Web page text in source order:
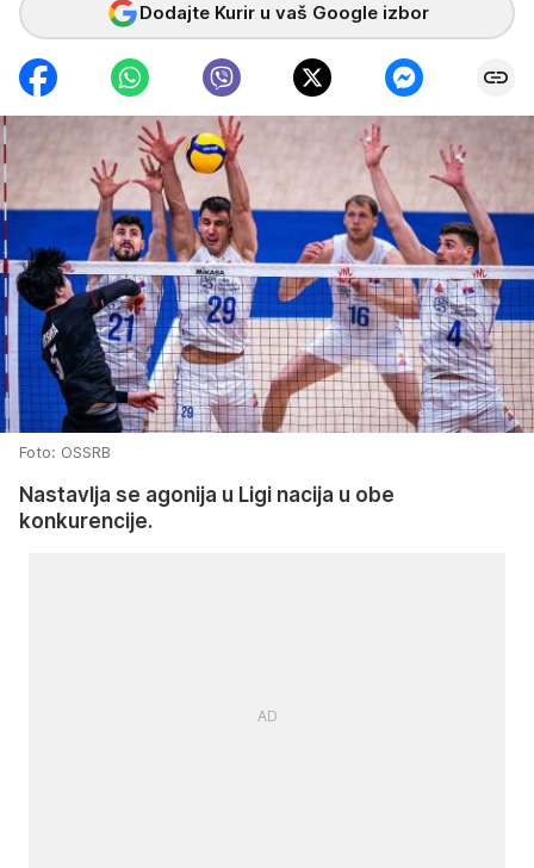
Dodajte Kurir u vaš Google izbor
Foto: OSSRB
Nastavlja se agonija u Ligi nacija u obe
konkurencije.